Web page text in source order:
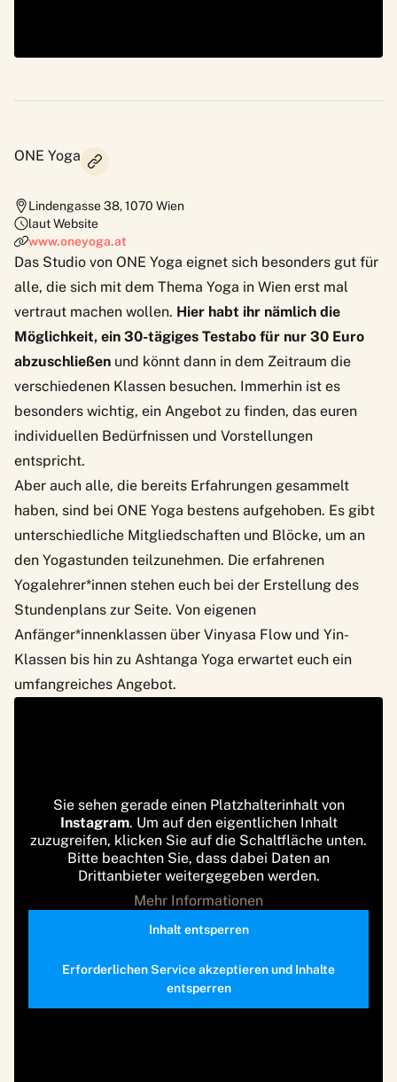
ONE Yoga
Lindengasse 38,1070 Wien
laut Website
www.oneyoga.at
Das Studio von ONE Yoga eignet sich besonders gut für
alle, die sich mit dem Thema Yoga in Wien erst mal
vertraut machen wollen. Hier habt ihr nämlich die
Möglichkeit, ein 30-tägiges Testabo für nur 30 Euro
abzuschließen und könnt dann in dem Zeitraum die
verschiedenen Klassen besuchen. Immerhin ist es
besonders wichtig, ein Angebot zu finden, das euren
individuellen Bedürfnissen und Vorstellungen
entspricht.
Aber auch alle, die bereits Erfahrungen gesammelt
haben, sind bei ONE Yoga bestens aufgehoben. Es gibt
unterschiedliche Mitgliedschaften und Blöcke, um an
den Yogastunden teilzunehmen. Die erfahrenen
Yogalehrer*innen stehen euch bei der Erstellung des
Stundenplans zur Seite. Von eigenen
Anfänger*innenklassen über Vinyasa Flow und Yin-
Klassen bis hin zu Ashtanga Yoga erwartet euch ein
umfangreiches Angebot.
Sie sehen gerade einen Platzhalterinhalt von
Instagram. Um auf den eigentlichen Inhalt
zuzugreifen, klicken Sie auf die Schaltfläche unten.
Bitte beachten Sie, dass dabei Daten an
Drittanbieter weitergegeben werden.
Mehr Informationen
Inhalt entsperren
Erforderlichen Service akzeptieren und Inhalte
entsperren